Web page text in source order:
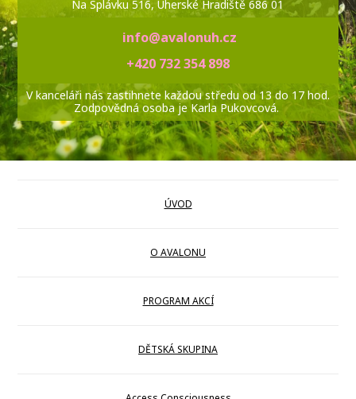
Na Splávku 516, Uherské Hradiště 686 01
info@avalonuh.cz
+420 732 354 898
V kanceláři nás zastihnete každou středu od 13 do 17 hod.
Zodpovědná osoba je Karla Pukovcová.
ÚVOD
O AVALONU
PROGRAM AKCÍ
DĚTSKÁ SKUPINA